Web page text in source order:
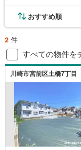
おすすめ順
2 件
すべての物件を
川崎市宮前区土橋7丁目